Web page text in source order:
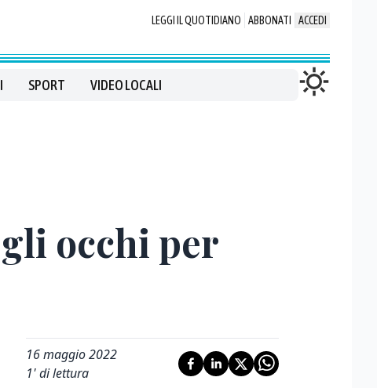
LEGGI IL QUOTIDIANO ABBONATI ACCEDI
SPORT VIDEO LOCALI
occhi per
16 maggio 2022
1' di lettura